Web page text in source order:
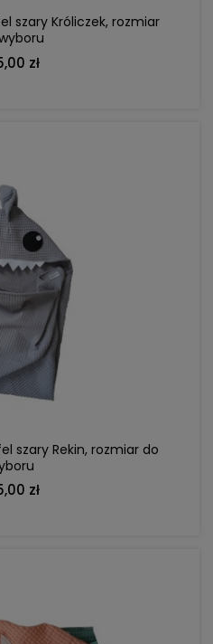
szary Króliczek, rozmiar
zł
szary Rekin, rozmiar do
zł